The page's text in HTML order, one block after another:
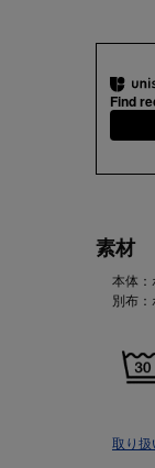
Find
素材
本体
別布
取り扱